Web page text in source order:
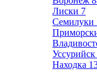
Лиски 7
Семилуки
Уссурийск
Находка